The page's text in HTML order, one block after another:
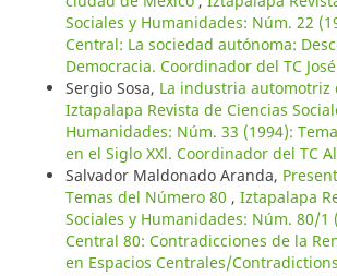
Sociales y Humanidades: Núm. 22
Central: La sociedad autónoma:
Democracia. Coordinador del TC
Sergio Sosa, La industria automotriz
Iztapalapa Revista de Ciencias
Humanidades: Núm. 33 (1994):
en el Siglo XXl. Coordinador del TC
Salvador Maldonado Aranda,
Temas del Número 80 , Iztapalapa
Sociales y Humanidades: Núm. 80/1
Central 80: Contradicciones de la
en Espacios Centrales/